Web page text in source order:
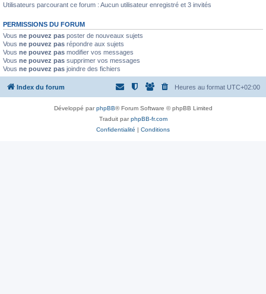
Utilisateurs parcourant ce forum : Aucun utilisateur enregistré et 3 invités
PERMISSIONS DU FORUM
Vous ne pouvez pas poster de nouveaux sujets
Vous ne pouvez pas répondre aux sujets
Vous ne pouvez pas modifier vos messages
Vous ne pouvez pas supprimer vos messages
Vous ne pouvez pas joindre des fichiers
Index du forum Heures au format UTC+02:00
Développé parphpBB® Forum Software © phpBB Limited
Traduit parphpBB-fr.com
Confidentialité | Conditions